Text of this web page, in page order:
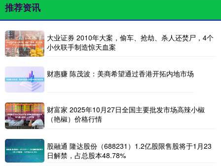
推荐资讯
大业证券 2010年大案，偷车、抢劫、杀人还焚尸，4个
小伙联手制造惊天血案
财惠赚 陈茂波：美商希望通过香港开拓内地市场
财富家 2025年10月27日全国主要批发市场高辣小椒
（艳椒）价格行情
股融通 隆达股份（688231）1.2亿股限售股将于1月23
日解禁，占总股本48.78%